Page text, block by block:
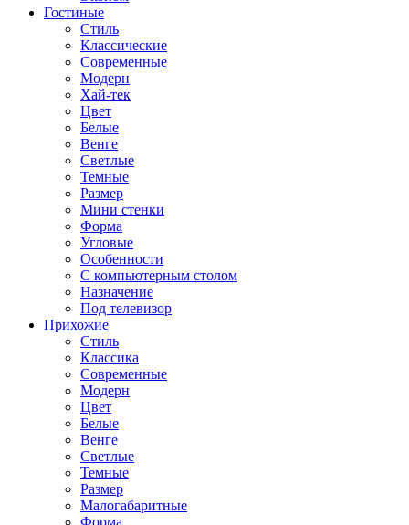
Гостиные
Стиль
Классические
Современные
Модерн
Хай-тек
Цвет
Белые
Венге
Светлые
Темные
Размер
Мини стенки
Форма
Угловые
Особенности
С компьютерным столом
Назначение
Под телевизор
Прихожие
Стиль
Классика
Современные
Модерн
Цвет
Белые
Венге
Светлые
Темные
Размер
Малогабаритные
Форма